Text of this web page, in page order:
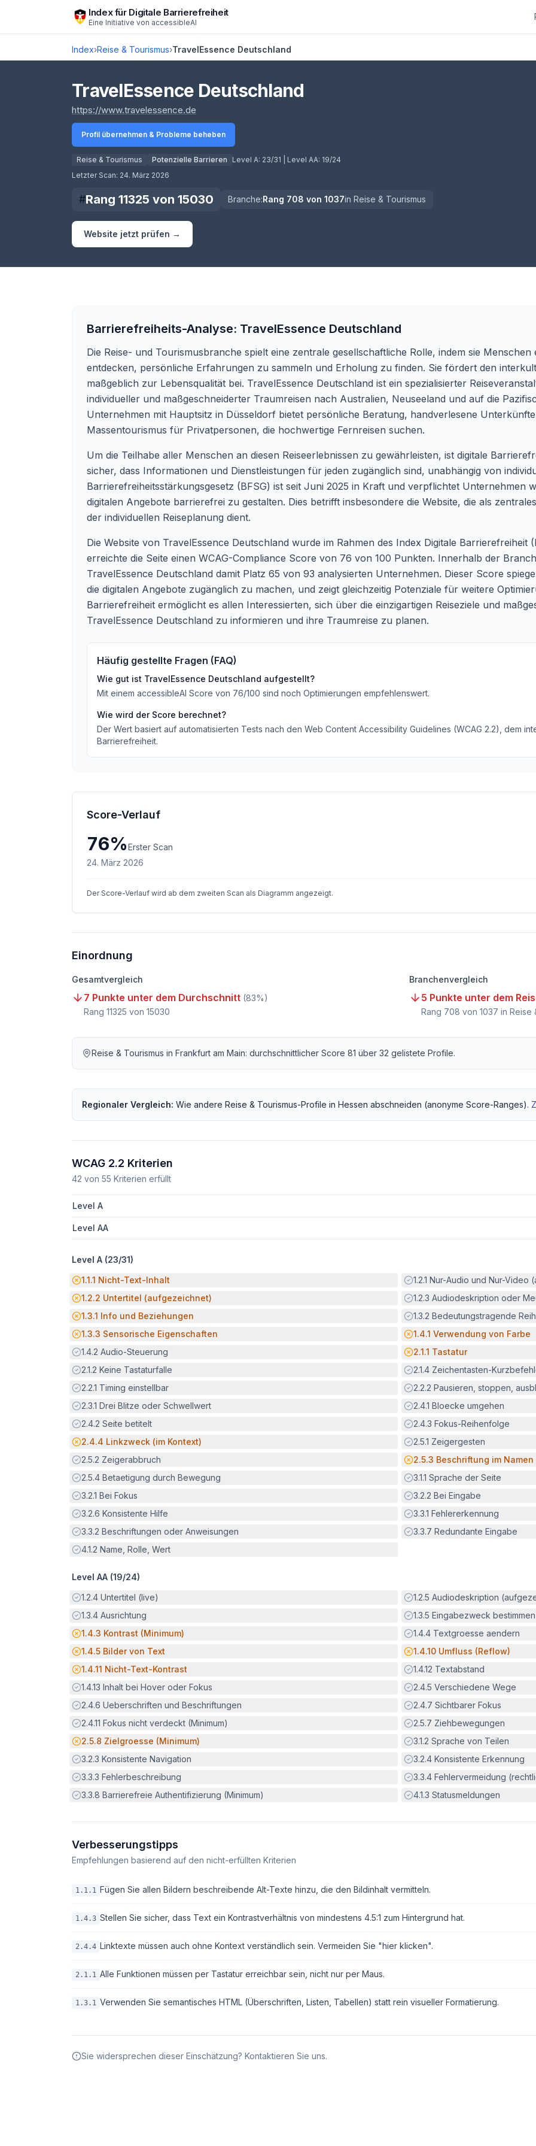
Zum Hauptinhalt springenIndex für Digitale Barrierefreiheit
Eine Initiative von accessibleAI
Index›Reise & Tourismus›TravelEssence Deutschland
Score lädt
TravelEssence Deutschland
https://www.travelessence.de
Profil übernehmen & Probleme beheben
Reise & Tourismus Potenzielle Barrieren Level A: 23/31 | Level AA: 19/24
Letzter Scan: 24. März 2026
#Rang 11325 von 15030 Branche:Rang 708 von 1037in Reise & Tourismus
Website jetzt prüfen →
Barrierefreiheits-Analyse: TravelEssence Deutschland
Die Reise- und Tourismusbranche spielt eine zentrale gesellschaftliche Rolle, indem sie
entdecken, persönliche Erfahrungen zu sammeln und Erholung zu finden. Sie fördert den
maßgeblich zur Lebensqualität bei. TravelEssence Deutschland ist ein spezialisierter
individueller und maßgeschneiderter Traumreisen nach Australien, Neuseeland und auf die
Unternehmen mit Hauptsitz in Düsseldorf bietet persönliche Beratung, handverlesene
Massentourismus für Privatpersonen, die hochwertige Fernreisen suchen.
Um die Teilhabe aller Menschen an diesen Reiseerlebnissen zu gewährleisten, ist digitale
sicher, dass Informationen und Dienstleistungen für jeden zugänglich sind, unabhängig von
Barrierefreiheitsstärkungsgesetz (BFSG) ist seit Juni 2025 in Kraft und verpflichtet Unternehmen
digitalen Angebote barrierefrei zu gestalten. Dies betrifft insbesondere die Website, die als
der individuellen Reiseplanung dient.
Die Website von TravelEssence Deutschland wurde im Rahmen des Index Digitale Barrierefreiheit
erreichte die Seite einen WCAG-Compliance Score von 76 von 100 Punkten. Innerhalb der
TravelEssence Deutschland damit Platz 65 von 93 analysierten Unternehmen. Dieser Score
die digitalen Angebote zugänglich zu machen, und zeigt gleichzeitig Potenziale für weitere
Barrierefreiheit ermöglicht es allen Interessierten, sich über die einzigartigen Reiseziele und
TravelEssence Deutschland zu informieren und ihre Traumreise zu planen.
Häufig gestellte Fragen (FAQ)
Wie gut ist TravelEssence Deutschland aufgestellt?
Mit einem accessibleAI Score von 76/100 sind noch Optimierungen empfehlenswert.
Wie wird der Score berechnet?
Der Wert basiert auf automatisierten Tests nach den Web Content Accessibility Guidelines (WCAG 2.2), dem
Barrierefreiheit.
Score-Verlauf
76%Erster Scan
24. März 2026
Der Score-Verlauf wird ab dem zweiten Scan als Diagramm angezeigt.
Einordnung
Gesamtvergleich
7 Punkte unter dem Durchschnitt (83%)
Rang 11325 von 15030
Branchenvergleich
5 Punkte unter dem
Rang 708 von 1037 in Reise
Reise & Tourismus in Frankfurt am Main: durchschnittlicher Score 81 über 32 gelistete Profile.
Regionaler Vergleich: Wie andere Reise & Tourismus-Profile in Hessen abschneiden (anonyme Score-Ranges).
WCAG 2.2 Kriterien
42 von 55 Kriterien erfüllt
Level A
Level AA
Level A (23/31)
Potenzielle Barriere:
1.1.1 Nicht-Text-Inhalt Erfüllt:
1.2.1 Nur-Audio und Nur-Video
Potenzielle Barriere:
1.2.2 Untertitel (aufgezeichnet) Erfüllt:
1.2.3 Audiodeskription oder
Potenzielle Barriere:
1.3.1 Info und Beziehungen Erfüllt:
1.3.2 Bedeutungstragende
Potenzielle Barriere:
1.3.3 Sensorische Eigenschaften Potenzielle Barriere:
1.4.1 Verwendung von Farbe
Erfüllt:
1.4.2 Audio-Steuerung Potenzielle Barriere:
2.1.1 Tastatur
Erfüllt:
2.1.2 Keine Tastaturfalle Erfüllt:
2.1.4 Zeichentasten-
Erfüllt:
2.2.1 Timing einstellbar Erfüllt:
2.2.2 Pausieren, stoppen,
Erfüllt:
2.3.1 Drei Blitze oder Schwellwert Erfüllt:
2.4.1 Bloecke umgehen
Erfüllt:
2.4.2 Seite betitelt Erfüllt:
2.4.3 Fokus-Reihenfolge
Potenzielle Barriere:
2.4.4 Linkzweck (im Kontext) Erfüllt:
2.5.1 Zeigergesten
Erfüllt:
2.5.2 Zeigerabbruch Potenzielle Barriere:
2.5.3 Beschriftung im Namen
Erfüllt:
2.5.4 Betaetigung durch Bewegung Erfüllt:
3.1.1 Sprache der Seite
Erfüllt:
3.2.1 Bei Fokus Erfüllt:
3.2.2 Bei Eingabe
Erfüllt:
3.2.6 Konsistente Hilfe Erfüllt:
3.3.1 Fehlererkennung
Erfüllt:
3.3.2 Beschriftungen oder Anweisungen Erfüllt:
3.3.7 Redundante Eingabe
Erfüllt:
4.1.2 Name, Rolle, Wert
Level AA (19/24)
Erfüllt:
1.2.4 Untertitel (live) Erfüllt:
1.2.5 Audiodeskription
Erfüllt:
1.3.4 Ausrichtung Erfüllt:
1.3.5 Eingabezweck bestimmen
Potenzielle Barriere:
1.4.3 Kontrast (Minimum) Erfüllt:
1.4.4 Textgroesse aendern
Potenzielle Barriere:
1.4.5 Bilder von Text Potenzielle Barriere:
1.4.10 Umfluss (Reflow)
Potenzielle Barriere:
1.4.11 Nicht-Text-Kontrast Erfüllt:
1.4.12 Textabstand
Erfüllt:
1.4.13 Inhalt bei Hover oder Fokus Erfüllt:
2.4.5 Verschiedene Wege
Erfüllt:
2.4.6 Ueberschriften und Beschriftungen Erfüllt:
2.4.7 Sichtbarer Fokus
Erfüllt:
2.4.11 Fokus nicht verdeckt (Minimum) Erfüllt:
2.5.7 Ziehbewegungen
Potenzielle Barriere:
2.5.8 Zielgroesse (Minimum) Erfüllt:
3.1.2 Sprache von Teilen
Erfüllt:
3.2.3 Konsistente Navigation Erfüllt:
3.2.4 Konsistente Erkennung
Erfüllt:
3.3.3 Fehlerbeschreibung Erfüllt:
3.3.4 Fehlervermeidung
Erfüllt:
3.3.8 Barrierefreie Authentifizierung (Minimum) Erfüllt:
4.1.3 Statusmeldungen
Verbesserungstipps
Empfehlungen basierend auf den nicht-erfüllten Kriterien
1.1.1 Fügen Sie allen Bildern beschreibende Alt-Texte hinzu, die den Bildinhalt vermitteln.
1.4.3 Stellen Sie sicher, dass Text ein Kontrastverhältnis von mindestens 4.5:1 zum Hintergrund hat.
2.4.4 Linktexte müssen auch ohne Kontext verständlich sein. Vermeiden Sie "hier klicken".
2.1.1 Alle Funktionen müssen per Tastatur erreichbar sein, nicht nur per Maus.
1.3.1 Verwenden Sie semantisches HTML (Überschriften, Listen, Tabellen) statt rein visueller Formatierung.
Sie widersprechen dieser Einschätzung? Kontaktieren Sie uns.